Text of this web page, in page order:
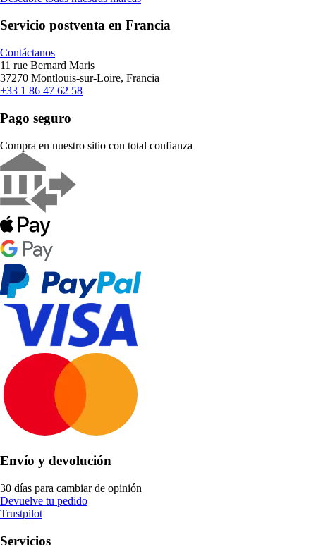
Servicio postventa en Francia
Contáctanos
11 rue Bernard Maris
37270 Montlouis-sur-Loire, Francia
+33 1 86 47 62 58
Pago seguro
Compra en nuestro sitio con total confianza
Envío y devolución
30 días para cambiar de opinión
Devuelve tu pedido
Trustpilot
Servicios